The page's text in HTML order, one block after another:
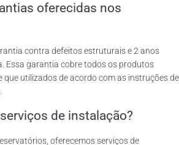
oferecidas nos
contra defeitos estruturais e 2 anos
Essa garantia cobre todos os produtos
que utilizados de acordo com as instruções de
de instalação?
oferecemos serviços de